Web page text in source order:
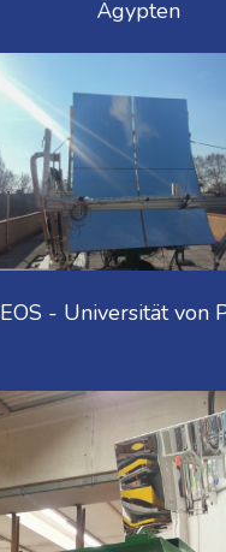
Ägypten
EOS - Universität von